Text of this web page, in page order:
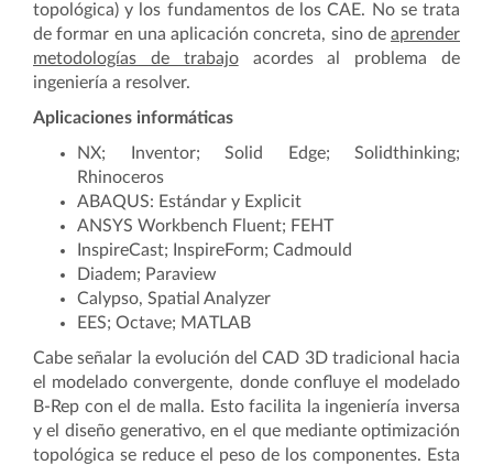
topológica) y los fundamentos de los CAE. No se trata
de formar en una aplicación concreta, sino de aprender
metodologías de trabajoacordes al problema de
ingeniería a resolver.
Aplicaciones informáticas
NX; Inventor; Solid Edge; Solidthinking;
Rhinoceros
ABAQUS: Estándar y Explicit
ANSYS Workbench Fluent; FEHT
InspireCast; InspireForm; Cadmould
Diadem; Paraview
Calypso, Spatial Analyzer
EES; Octave; MATLAB
Cabe señalar la evolución del CAD 3D tradicional hacia
el modelado convergente, donde confluye el modelado
B-Rep con el de malla. Esto facilita la ingeniería inversa
y el diseño generativo, en el que mediante optimización
topológica se reduce el peso de los componentes. Esta